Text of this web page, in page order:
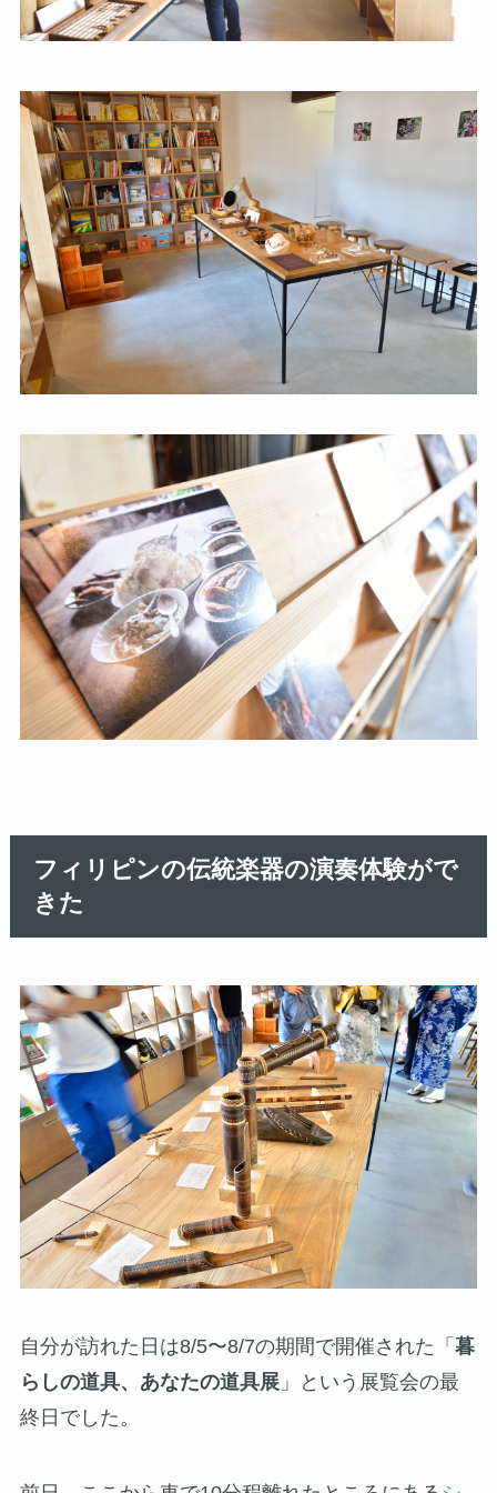
フィリピンの伝統楽器の演奏体験がで
きた
自分が訪れた日は8/5〜8/7の期間で開催された「 暮
らしの道具、あなたの道具展」という展覧会の最
終日でした。